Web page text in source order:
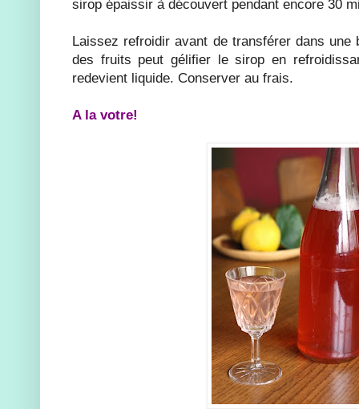
sirop épaissir à découvert pendant encore 30
Laissez refroidir avant de transférer dans une
des fruits peut gélifier le sirop en
redevient liquide. Conserver au frais.
A la votre!